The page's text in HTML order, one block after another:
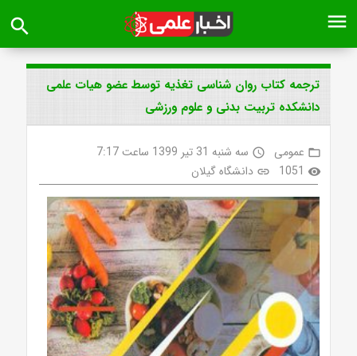
menu
search
ترجمه کتاب روان شناسی تغذیه توسط عضو هیات علمی
دانشکده تربیت بدنی و علوم ورزشی
folder_open عمومی access_time سه شنبه 31 تیر 1399 ساعت 7:17
visibility
1051
link دانشگاه گیلان